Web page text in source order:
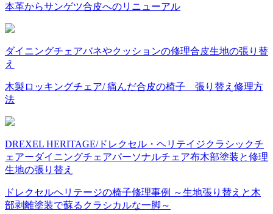
本革からサンゲツ合皮へのリニューアル
ダイニングチェアバネやクッションの修理合皮生地の張り替
え
木製ロッキングチェア/ 痛んだ合皮の椅子 張り替え修理方
法
DREXEL HERITAGE/ドレクセル・ヘリテイジクラシックチ
ェアーダイニングチェアパーソナルチェア布木部塗装と修理
生地の張り替え
ドレクセルヘリテージの椅子修理事例 ～生地張り替えと木
部剥離塗装で蘇るクラシカルな一脚～